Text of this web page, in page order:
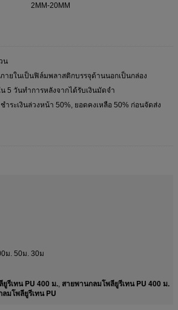
2MM-20MM
น
ายในเป็นฟิล์มพลาสติกบรรจุด้านนอกเป็นกล่อง
5 วันทำการหลังจากได้รับเงินมัดจำ
ชำระเงินล่วงหน้า 50%, ยอดคงเหลือ 50% ก่อนจัดส่ง
ม. 50ม. 30ม
รีเทน PU 400 ม., สายพานกลมโพลียูรีเทน PU 400 ม.
มโพลียูรีเทน PU